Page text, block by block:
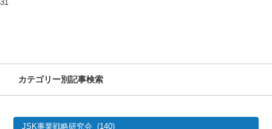
31
カテゴリー別記事検索